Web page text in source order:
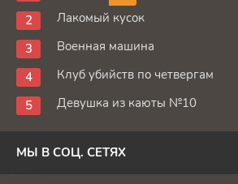
Лакомый кусок
Военная машина
Клуб убийств по четвергам
Девушка из каюты №10
МЫ В СОЦ. СЕТЯХ